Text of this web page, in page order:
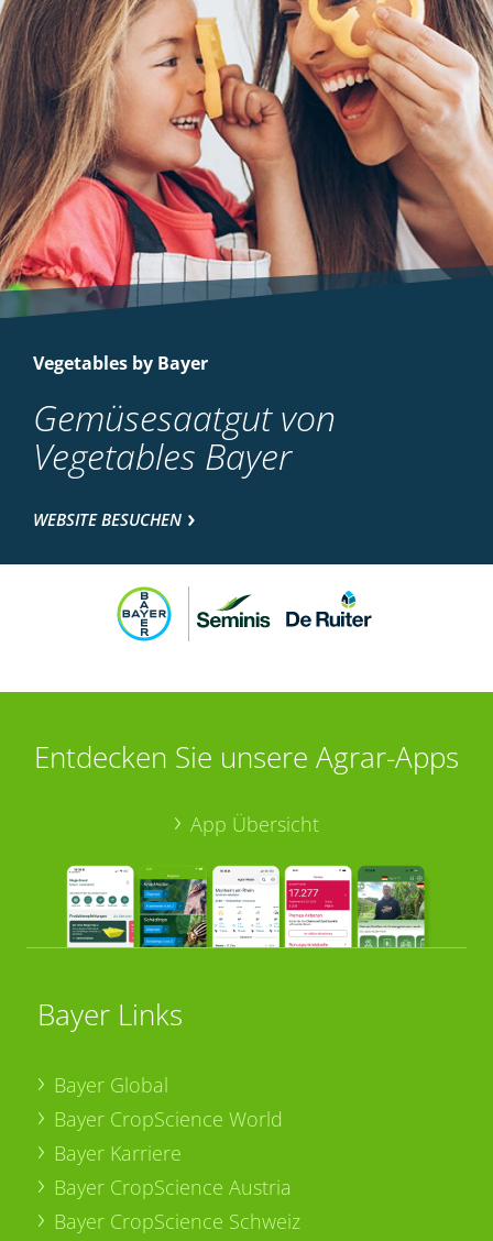
Vegetables by Bayer
Gemüsesaatgut von
Vegetables Bayer
WEBSITE BESUCHEN
Entdecken Sie unsere Agrar-Apps
App Übersicht
Bayer Links
Bayer Global
Bayer CropScience World
Bayer Karriere
Bayer CropScience Austria
Bayer CropScience Schweiz